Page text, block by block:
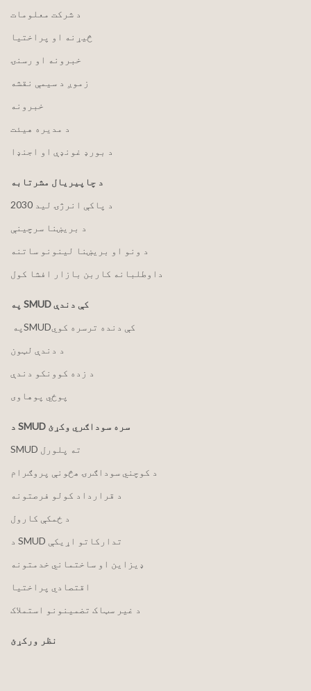
د شرکت معلومات
څیړنه او پراختیا
خبرونه او رسنۍ
زموږ د سیمې نقشه
خبرونه
د مدیره هیئت
د بورډ غونډې او اجنډا
د چاپیریال مشرتابه
2030 د پاکې انرژۍ لید
د بریښنا سرچینې
د ونو او بریښنا لینونو ساتنه
داوطلبانه کاربن بازار افشا کول
په SMUD کې دندې
په ‏‎SMUD‎‏ کې دنده ترسره کوي
د دندې لټون
د زده کوونکو دندې
پوځي پوهاوی
د SMUD سره سوداګري وکړئ
SMUD ته پلورل
د کوچني سوداګرۍ هڅونې پروګرام
د قرارداد کولو فرصتونه
د ځمکې کارول
د SMUD تدارکاتو اړیکې
ډیزاین او ساختماني خدمتونه
اقتصادي پراختیا
د غیر سټاک تضمینونو استملاک
نظر ورکړئ